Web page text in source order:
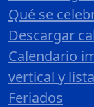
Qué se
Descargar
Calendario
vertical y
Feriados